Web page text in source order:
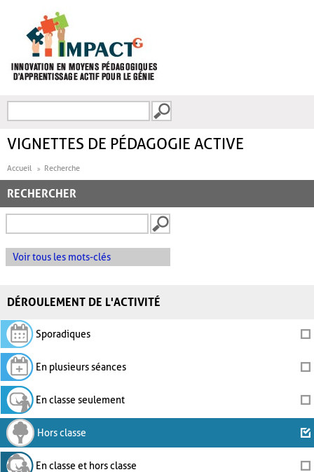
FORMULAIRE DE
VIGNETTES DE PÉDAGOGIE ACTIVE
Accueil Recherche
RECHERCHER
Voir tous les mots-clés
DÉROULEMENT DE L'ACTIVITÉ
Sporadiques
En plusieurs séances
En classe seulement
Hors classe
En classe et hors classe